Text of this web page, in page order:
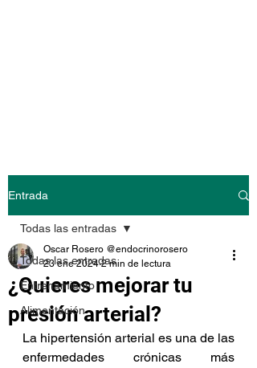
Entrada
Todas las entradas
Entrenamiento
Alimentación
Todas las entradas
¿Quieres mejorar tu
presión arterial?
Oscar Rosero @endocrinorosero
23 ene 2024 2 min de lectura
La hipertensión arterial es una de las
enfermedades crónicas más